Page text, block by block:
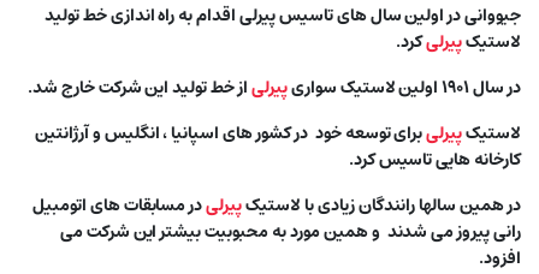
جیووانی در اولین سال های تاسیس پیرلی اقدام به راه اندازی خط تولید
لاستیکپیرلیکرد.
در سال ۱۹۰۱ اولین لاستیک سواری
پیرلیاز خط تولید این شرکت خارج شد.
لاستیکپیرلیبرای توسعه خود در کشور های اسپانیا ، انگلیس و آرژانتین
کارخانه هایی تاسیس کرد.
در همین سالها رانندگان زیادی با لاستیکپیرلیدر مسابقات های اتومبیل
رانی پیروز می شدند و همین مورد به محبوبیت بیشتر این شرکت می
افزود.